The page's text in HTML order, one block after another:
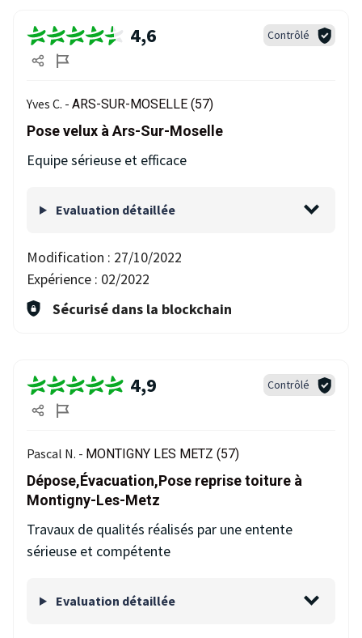
4,6 Contrôlé
Yves C. - ARS-SUR-MOSELLE (57)
Pose velux à Ars-Sur-Moselle
Equipe sérieuse et efficace
Evaluation détaillée
Modification : 27/10/2022
Expérience : 02/2022
Sécurisé dans la blockchain
4,9 Contrôlé
Pascal N. - MONTIGNY LES METZ (57)
Dépose,Évacuation,Pose reprise toiture à
Montigny-Les-Metz
Travaux de qualités réalisés par une entente
sérieuse et compétente
Evaluation détaillée